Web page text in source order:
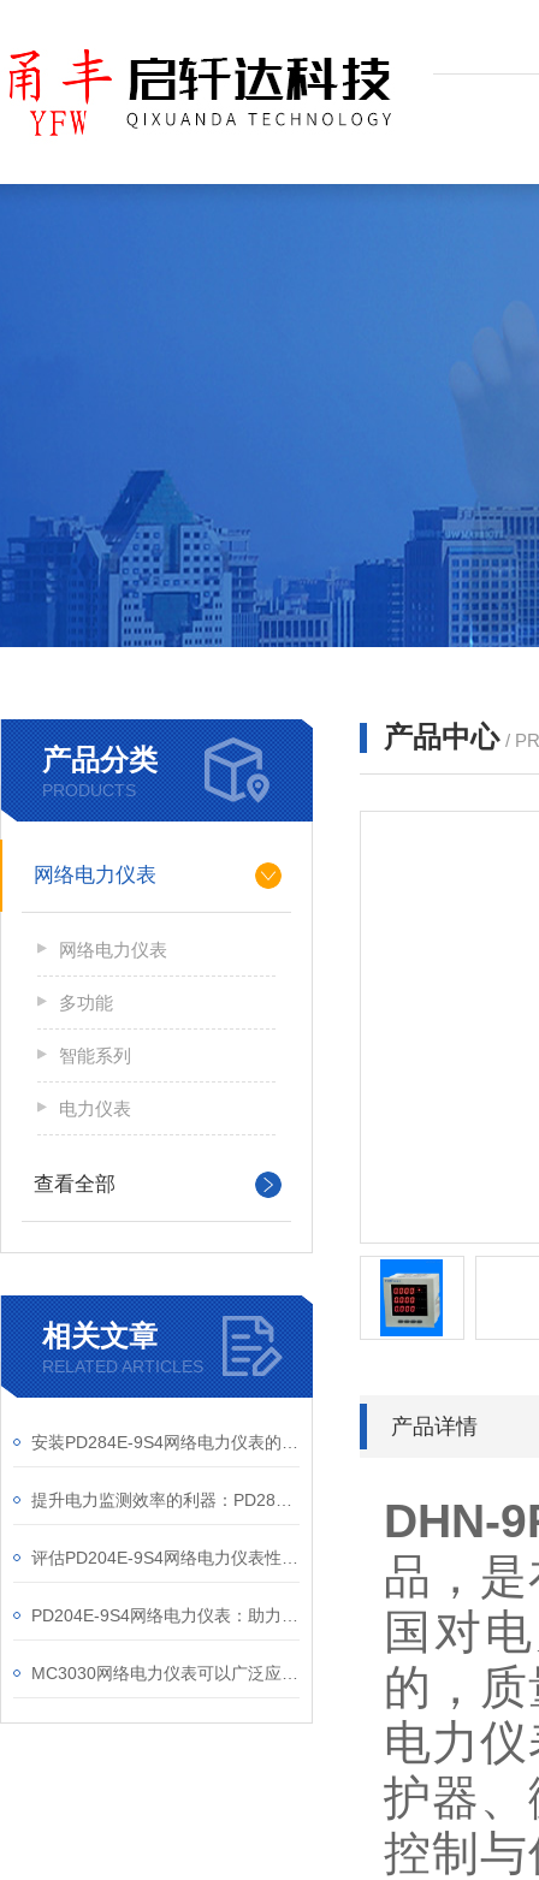
产品分类
PRODUCTS
网络电力仪表
网络电力仪表
多功能
智能系列
电力仪表
查看全部
相关文章
RELATED ARTICLES
产品中心 /
产品详情
DHN-
品，
国对
的，
电力
护器
控制